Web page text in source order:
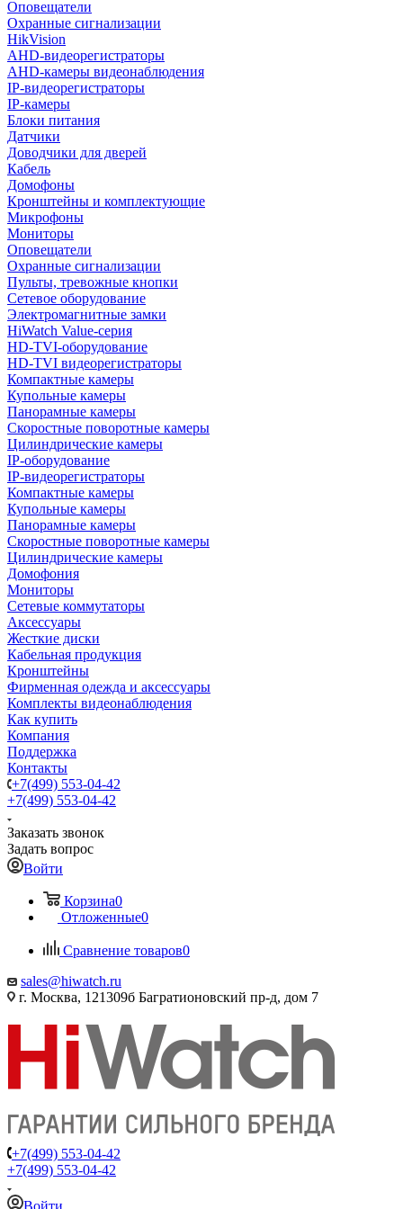
Оповещатели
Охранные сигнализации
HikVision
AHD-видеорегистраторы
AHD-камеры видеонаблюдения
IP-видеорегистраторы
IP-камеры
Блоки питания
Датчики
Доводчики для дверей
Кабель
Домофоны
Кронштейны и комплектующие
Микрофоны
Мониторы
Оповещатели
Охранные сигнализации
Пульты, тревожные кнопки
Сетевое оборудование
Электромагнитные замки
HiWatch Value-серия
HD-TVI-оборудование
HD-TVI видеорегистраторы
Компактные камеры
Купольные камеры
Панорамные камеры
Скоростные поворотные камеры
Цилиндрические камеры
IP-оборудование
IP-видеорегистраторы
Компактные камеры
Купольные камеры
Панорамные камеры
Скоростные поворотные камеры
Цилиндрические камеры
Домофония
Мониторы
Сетевые коммутаторы
Аксессуары
Жесткие диски
Кабельная продукция
Кронштейны
Фирменная одежда и аксессуары
Комплекты видеонаблюдения
Как купить
Компания
Поддержка
Контакты
+7(499) 553-04-42
+7(499) 553-04-42
Заказать звонок
Задать вопрос
Войти
Корзина0
Отложенные0
Сравнение товаров0
sales@hiwatch.ru
г. Москва, 121309б Багратионовский пр-д, дом 7
+7(499) 553-04-42
+7(499) 553-04-42
Войти